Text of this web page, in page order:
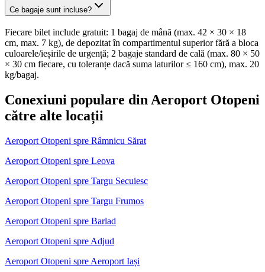
Ce bagaje sunt incluse?
Fiecare bilet include gratuit: 1 bagaj de mână (max. 42 × 30 × 18
cm, max. 7 kg), de depozitat în compartimentul superior fără a bloca
culoarele/ieșirile de urgență; 2 bagaje standard de cală (max. 80 × 50
× 30 cm fiecare, cu toleranțe dacă suma laturilor ≤ 160 cm), max. 20
kg/bagaj.
Conexiuni populare din Aeroport Otopeni
către alte locații
Aeroport Otopeni spre Râmnicu Sărat
Aeroport Otopeni spre Leova
Aeroport Otopeni spre Targu Secuiesc
Aeroport Otopeni spre Targu Frumos
Aeroport Otopeni spre Barlad
Aeroport Otopeni spre Adjud
Aeroport Otopeni spre Aeroport Iași